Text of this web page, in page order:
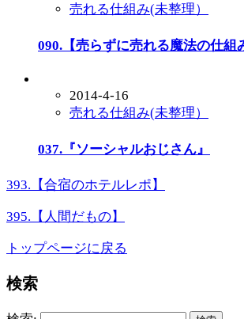
売れる仕組み(未整理）
090.【売らずに売れる魔法の仕組
2014-4-16
売れる仕組み(未整理）
037.『ソーシャルおじさん』
393.【合宿のホテルレポ】
395.【人間だもの】
トップページに戻る
検索